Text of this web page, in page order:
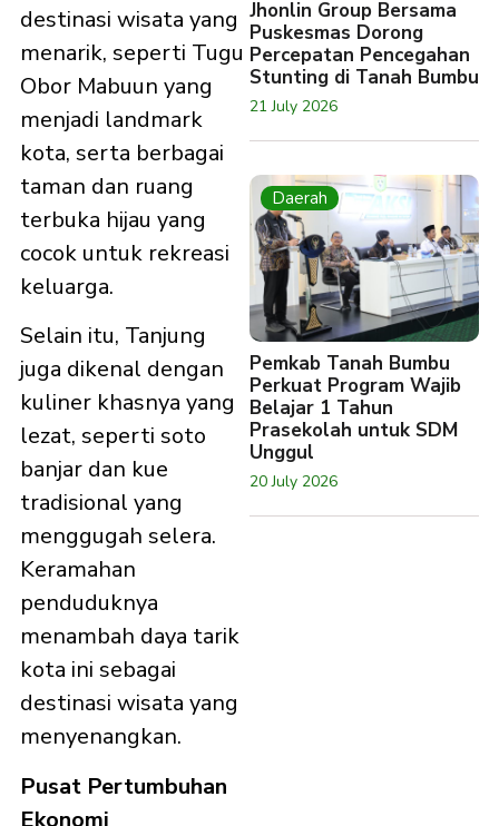
destinasi wisata yang
menarik, seperti Tugu
Obor Mabuun yang
menjadi landmark
kota, serta berbagai
taman dan ruang
terbuka hijau yang
cocok untuk rekreasi
keluarga.​
Selain itu, Tanjung
juga dikenal dengan
kuliner khasnya yang
lezat, seperti soto
banjar dan kue
tradisional yang
menggugah selera.
Keramahan
penduduknya
menambah daya tarik
kota ini sebagai
destinasi wisata yang
menyenangkan.​
Pusat Pertumbuhan
Ekonomi
Jhonlin Group Bersama
Puskesmas Dorong
Percepatan Pencegahan
Stunting di Tanah Bumbu
21 July 2026
Daerah
Pemkab Tanah Bumbu
Perkuat Program Wajib
Belajar 1 Tahun
Prasekolah untuk SDM
Unggul
20 July 2026